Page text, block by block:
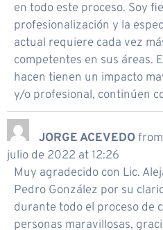
en todo este proceso. Soy
profesionalización y la
actual requiere cada vez
competentes en sus áreas.
hacen tienen un impacto
y/o profesional, continúen
JORGE ACEVEDOfrom
julio de 2022 at 12:26
Muy agradecido con Lic.
Pedro González por su
durante todo el proceso de
personas maravillosas,